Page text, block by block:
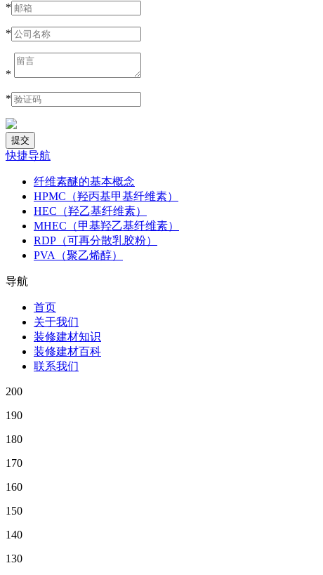
*
*
*
*
快捷导航
纤维素醚的基本概念
HPMC（羟丙基甲基纤维素）
HEC（羟乙基纤维素）
MHEC（甲基羟乙基纤维素）
RDP（可再分散乳胶粉）
PVA（聚乙烯醇）
导航
首页
关于我们
装修建材知识
装修建材百科
联系我们
200
190
180
170
160
150
140
130